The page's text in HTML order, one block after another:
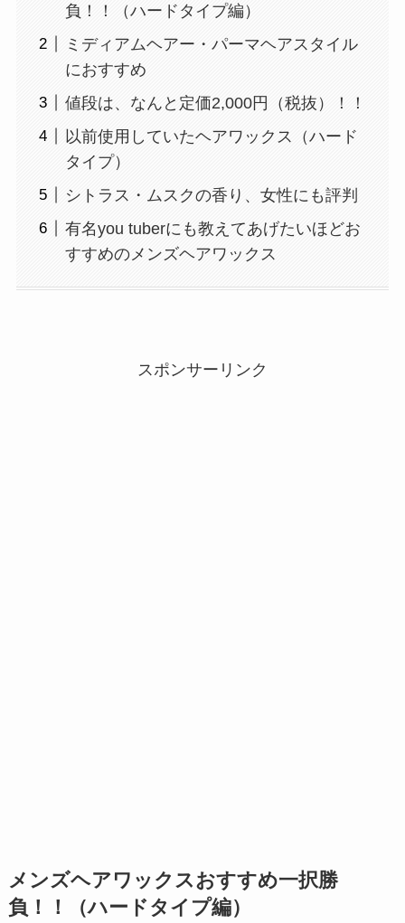
負！！（ハードタイプ編）
ミディアムヘアー・パーマヘアスタイル
におすすめ
値段は、なんと定価2,000円（税抜）！！
以前使用していたヘアワックス（ハード
タイプ）
シトラス・ムスクの香り、女性にも評判
有名you tuberにも教えてあげたいほどお
すすめのメンズヘアワックス
スポンサーリンク
メンズヘアワックスおすすめ一択勝
負！！（ハードタイプ編）